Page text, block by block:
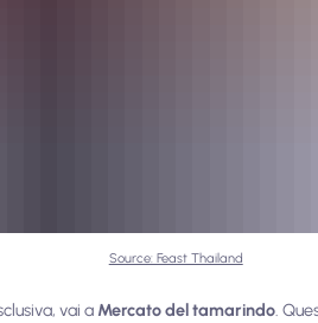
Source: Feast Thailand
vai a Mercato del tamarindo.